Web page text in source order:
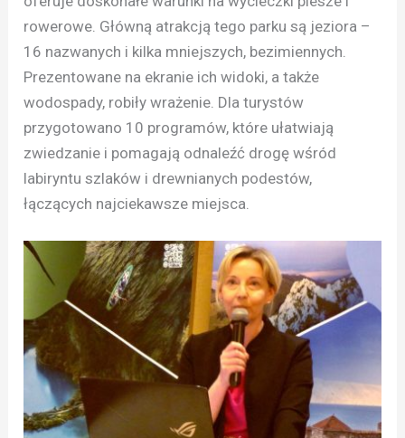
rowerowe. Główną atrakcją tego parku są jeziora –
16 nazwanych i kilka mniejszych, bezimiennych.
Prezentowane na ekranie ich widoki, a także
wodospady, robiły wrażenie. Dla turystów
przygotowano 10 programów, które ułatwiają
zwiedzanie i pomagają odnaleźć drogę wśród
labiryntu szlaków i drewnianych podestów,
łączących najciekawsze miejsca.